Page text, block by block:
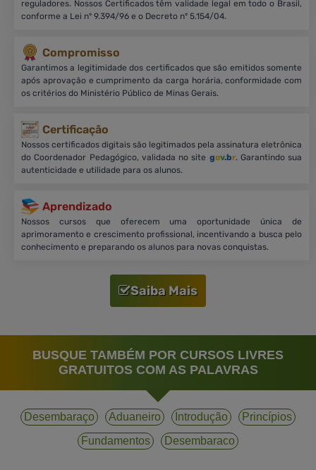
reguladores. Nossos Certificados têm validade legal em todo o Brasil,
conforme a Lei nº 9.394/96 e o Decreto nº 5.154/04.
Compromisso
Garantimos a legitimidade dos certificados que são emitidos somente
após aprovação e cumprimento da carga horária, conformidade com
os critérios do Ministério Público de Minas Gerais.
Certificação
Nossos certificados digitais são legitimados pela assinatura eletrônica
do Coordenador Pedagógico, validada no site gov.br. Garantindo sua
autenticidade e utilidade para os alunos.
Aprendizado
Nossos cursos que oferecem uma oportunidade única de
aprimoramento e crescimento profissional, incentivando a busca pelo
conhecimento e preparando os alunos para novas conquistas.
Saiba Mais
BUSQUE TAMBÉM POR CURSOS LIVRES
GRATUITOS COM AS PALAVRAS
Desembaraço Aduaneiro Introdução
Princípios
Fundamentos
Desembaraco